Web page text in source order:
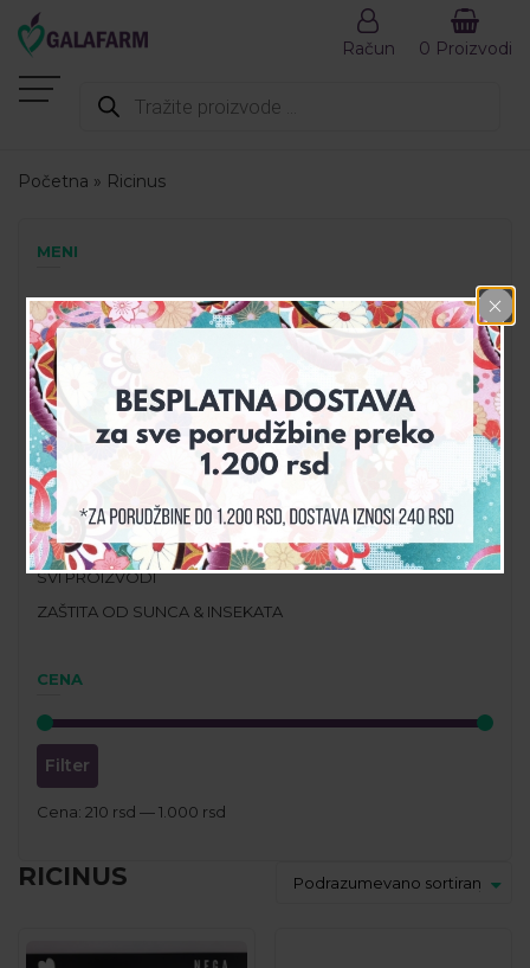
search
Račun 0 Proizvodi
Početna » Ricinus
MENI
AKCIJA
DEZINFEKCIJA
DODACI ISHRANI
GALA SET
GALAHEALTH
KOZMETIKA
PREPORUČENI PROIZVODI
PROPOLIS PROIZVODI
SVI PROIZVODI
ZAŠTITA OD SUNCA & INSEKATA
CENA
Filter
Cena: 210 rsd —1.000 rsd
RICINUS